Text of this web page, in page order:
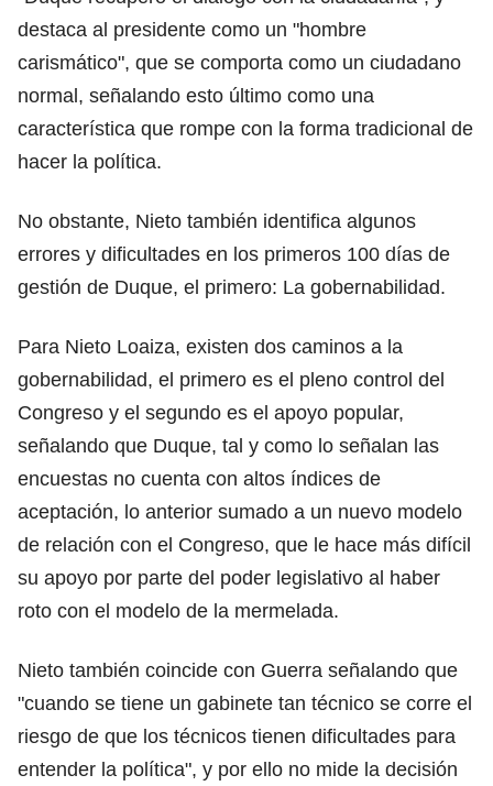
destaca al presidente como un "hombre
carismático", que se comporta como un ciudadano
normal, señalando esto último como una
característica que rompe con la forma tradicional de
hacer la política.
No obstante, Nieto también identifica algunos
errores y dificultades en los primeros 100 días de
gestión de Duque, el primero: La gobernabilidad.
Para Nieto Loaiza, existen dos caminos a la
gobernabilidad, el primero es el pleno control del
Congreso y el segundo es el apoyo popular,
señalando que Duque, tal y como lo señalan las
encuestas no cuenta con altos índices de
aceptación, lo anterior sumado a un nuevo modelo
de relación con el Congreso, que le hace más difícil
su apoyo por parte del poder legislativo al haber
roto con el modelo de la mermelada.
Nieto también coincide con Guerra señalando que
"cuando se tiene un gabinete tan técnico se corre el
riesgo de que los técnicos tienen dificultades para
entender la política", y por ello no mide la decisión